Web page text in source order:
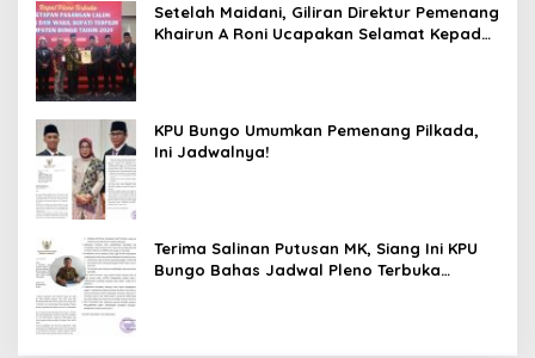
Setelah Maidani, Giliran Direktur Pemenang
Khairun A Roni Ucapakan Selamat Kepada
KPU Bungo Umumkan Pemenang Pilkada,
Ini Jadwalnya!
Terima Salinan Putusan MK, Siang Ini KPU
Bungo Bahas Jadwal Pleno Terbuka